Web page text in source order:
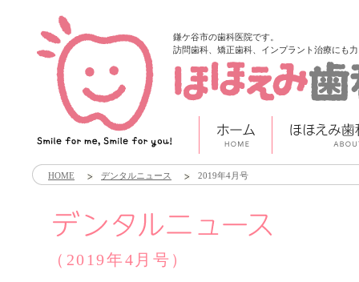
鎌ケ谷市の歯科医院です。
訪問歯科、矯正歯科、インプラント治療にも
HOME デンタルニュース 2019年4月号
（2019年4月号）